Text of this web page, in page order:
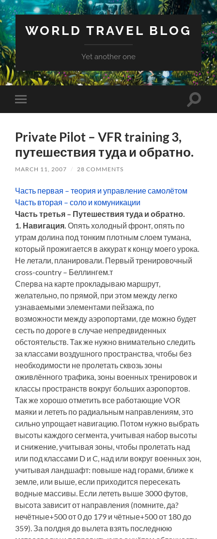
WORLD TRAVEL BLOG
Yet another one
Toggle
mobile
Toggle
Private Pilot – VFR training 3,
путешествия туда и обратно.
MARCH 11, 2007 / 28 COMMENTS
Часть первая – теория и управление самолётом
Часть вторая – соло и комуникации
Часть третья – Путешествия туда и обратно.
1. Навигация. Опять холодный фронт, опять по
утрам долина под тонким плотным слоем тумана,
который прожигается в аккурат к концу моего урока.
Не летали, планировали. Первый тренировочный
cross-country – Беллингем.т
Сперва на карте прокладываю маршрут,
желательно, по прямой, при этом между легко
узнаваемыми элементами пейзажа, по
возможности между аэропортами, где можно будет
сесть по дороге в случае непредвиденных
обстоятельств. Так же нужно внимательно следить
за классами воздушного пространства, чтобы без
необходимости не пролетать сквозь зоны
оживлённого трафика, зоны военных тренировок и
классы пространств вокруг больших аэропортов.
Так же хорошо отметить все работающие VOR
маяки и лететь по радиальным направлениям, это
сильно упрощает навигацию. Потом нужно выбрать
высоты каждого сегмента, учитывая набор высоты
и снижение, учитывая зоны, чтобы пролетать над
или под классами D и C, над или вокруг военных зон,
учитывая ландшафт: повыше над горами, ближе к
земле, или выше, если приходится пересекать
водные массивы. Если лететь выше 3000 футов,
высота зависит от направления (помните, да?
нечётные+500 от 0 до 179 и чётные+500 от 180 до
359). За полдня до вылета взять последнюю